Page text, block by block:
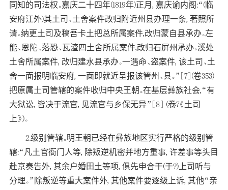
同知的司法权。嘉庆二十四年(1819年)正月, 嘉庆谕内阁:“(临
安府江外)其土司、土舍案件改归附近州县办理一条, 著照所
请。纳更土司及稿吾卡土把总所属案件,改归蒙自县承办。左
能、恩陀、落恐、瓦渣四土舍所属案件,改归石屏州承办。溪处
土舍所属案件, 改归建水县承办。一遇命、盗案件, 该土司、土
舍一面报明临安府, 一面即就近呈报该管州、县。”[7](卷353)
把原属土司管辖的案件收归中央王朝。在基层彝族社会,“有
大狱讼, 皆决于流官, 见流官与乡保无异”[8] (卷7《土司
上》)。
2.级别管辖。明王朝已经在彝族地区实行严格的级别管
辖:“凡土官衙门人等, 除叛逆机密并地方重事, 许差事等头目
赴京奏告外, 其余户婚田土等项, 俱先申合干(于?)上司听与
分理。”除叛逆等重大案件外, 其他案件要逐级上诉, 其他“亲